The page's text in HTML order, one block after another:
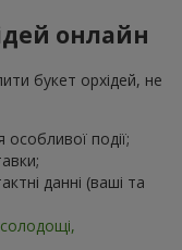
онлайн
букет орхідей, не
події;
данні (ваші та
солодощі,